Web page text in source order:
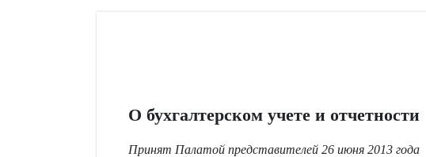
О бухгалтерском учете и отчетности
Принят Палатой представителей 26 июня 2013 года